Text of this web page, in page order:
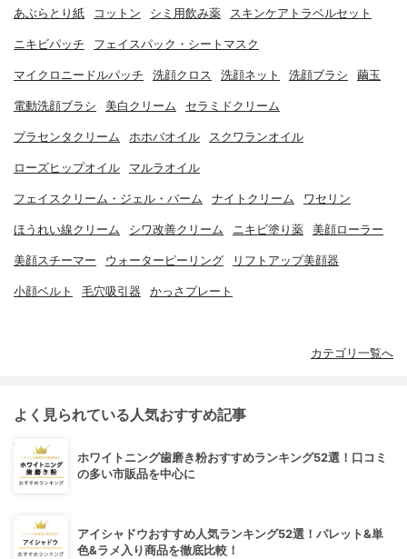
あぶらとり紙 コットン シミ用飲み薬 スキンケアトラベルセット
ニキビパッチ フェイスパック・シートマスク
マイクロニードルパッチ 洗顔クロス 洗顔ネット 洗顔ブラシ 繭玉
電動洗顔ブラシ 美白クリーム セラミドクリーム
プラセンタクリーム ホホバオイル スクワランオイル
ローズヒップオイル マルラオイル
フェイスクリーム・ジェル・バーム ナイトクリーム ワセリン
ほうれい線クリーム シワ改善クリーム ニキビ塗り薬 美顔ローラー
美顔スチーマー ウォーターピーリング リフトアップ美顔器
小顔ベルト 毛穴吸引器 かっさプレート
カテゴリ一覧へ
よく見られている人気おすすめ記事
ホワイトニング歯磨き粉おすすめランキング52選！口コミ
の多い市販品を中心に
アイシャドウおすすめ人気ランキング52選！パレット&単
色&ラメ入り商品を徹底比較！